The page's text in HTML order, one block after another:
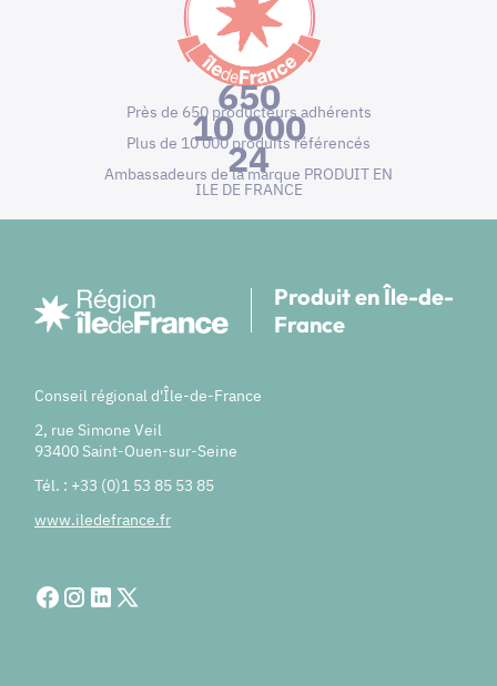
650
Près de 650 producteurs adhérents
10 000
Plus de 10 000 produits référencés
24
Ambassadeurs de la marque PRODUIT EN
ILE DE FRANCE
Produit en Île-de-
France
Conseil régional d'Île-de-France
2, rue Simone Veil
93400 Saint-Ouen-sur-Seine
Tél. : +33 (0)1 53 85 53 85
www.iledefrance.fr